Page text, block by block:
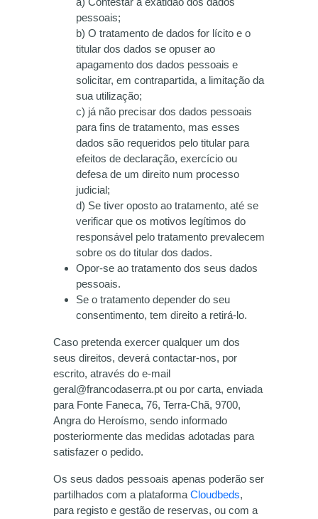
pessoais;
b) O tratamento de dados for lícito e o
titular dos dados se opuser ao
apagamento dos dados pessoais e
solicitar, em contrapartida, a limitação da
sua utilização;
c) já não precisar dos dados pessoais
para fins de tratamento, mas esses
dados são requeridos pelo titular para
efeitos de declaração, exercício ou
defesa de um direito num processo
judicial;
d) Se tiver oposto ao tratamento, até se
verificar que os motivos legítimos do
responsável pelo tratamento prevalecem
sobre os do titular dos dados.
Opor-se ao tratamento dos seus dados
pessoais.
Se o tratamento depender do seu
consentimento, tem direito a retirá-lo.
Caso pretenda exercer qualquer um dos
seus direitos, deverá contactar-nos, por
escrito, através do e-mail
geral@francodaserra.pt ou por carta, enviada
para Fonte Faneca, 76, Terra-Chã, 9700,
Angra do Heroísmo, sendo informado
posteriormente das medidas adotadas para
satisfazer o pedido.
Os seus dados pessoais apenas poderão ser
partilhados com a plataforma Cloudbeds,
para registo e gestão de reservas, ou com a